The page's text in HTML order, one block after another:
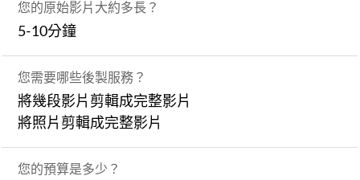
您的原始影片大約多長？
5-10分鐘
您需要哪些後製服務？
將幾段影片剪輯成完整影片
將照片剪輯成完整影片
您的預算是多少？